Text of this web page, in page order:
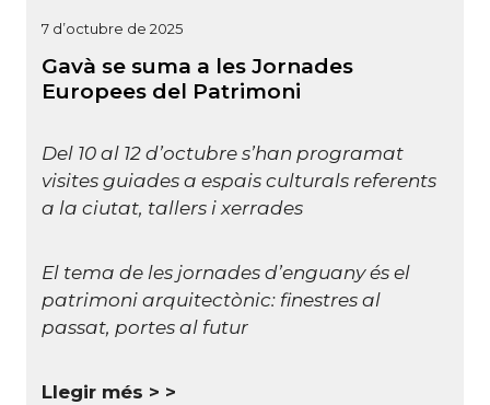
7 d’octubre de 2025
Gavà se suma a les Jornades
Europees del Patrimoni
Del 10 al 12 d’octubre s’han programat
visites guiades a espais culturals referents
a la ciutat, tallers i xerrades
El tema de les jornades d’enguany és el
patrimoni arquitectònic: finestres al
passat, portes al futur
Llegir més >